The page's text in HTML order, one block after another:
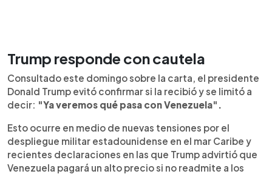
Trump responde con cautela
Consultado este domingo sobre la carta, el presidente
Donald Trump evitó confirmar si la recibió y se limitó a
decir: "Ya veremos qué pasa con Venezuela".
Esto ocurre en medio de nuevas tensiones por el
despliegue militar estadounidense en el mar Caribe y
recientes declaraciones en las que Trump advirtió que
Venezuela pagará un alto precio si no readmite a los